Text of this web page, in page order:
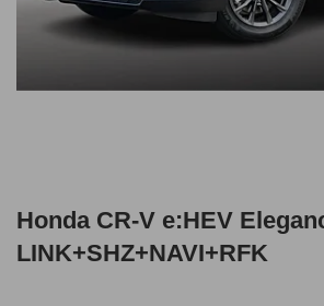
Honda CR-V e:HEV
LINK+SHZ+NAVI+RFK